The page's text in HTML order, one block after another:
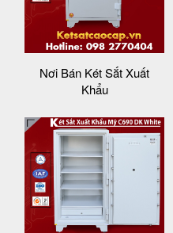
Nơi Bán Két Sắt Xuất
Khẩu